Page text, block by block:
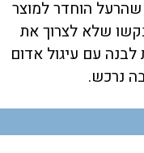
שהרעל הוחדר למוצר
שלא לצרוך את
לבנה עם עיגול אדום
נרכש.